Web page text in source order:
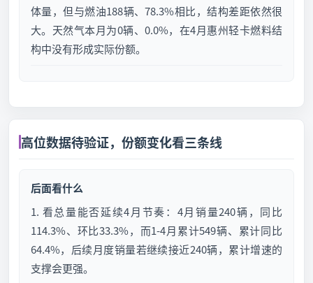
体量，但与燃油188辆、78.3%相比，结构差距依然很
大。天然气本月为0辆、0.0%，在4月惠州轻卡燃料结
构中没有形成实际份额。
高位数据待验证，份额变化看三条线
后面看什么
1. 看总量能否延续4月节奏：4月销量240辆，同比
114.3%、环比33.3%，而1-4月累计549辆、累计同比
64.4%，后续月度销量若继续接近240辆，累计增速的
支撑会更强。